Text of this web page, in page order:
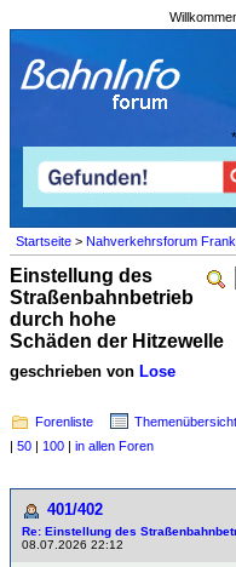
Startseite > Nahverkehrsforum
Einstellung des
Straßenbahnbetrieb
durch hohe
Schäden der Hitzewelle
geschrieben von Lose
Forenliste Themenübersicht
| 50 | 100 | in allen Foren
401/402
Re: Einstellung des
08.07.2026 22:12